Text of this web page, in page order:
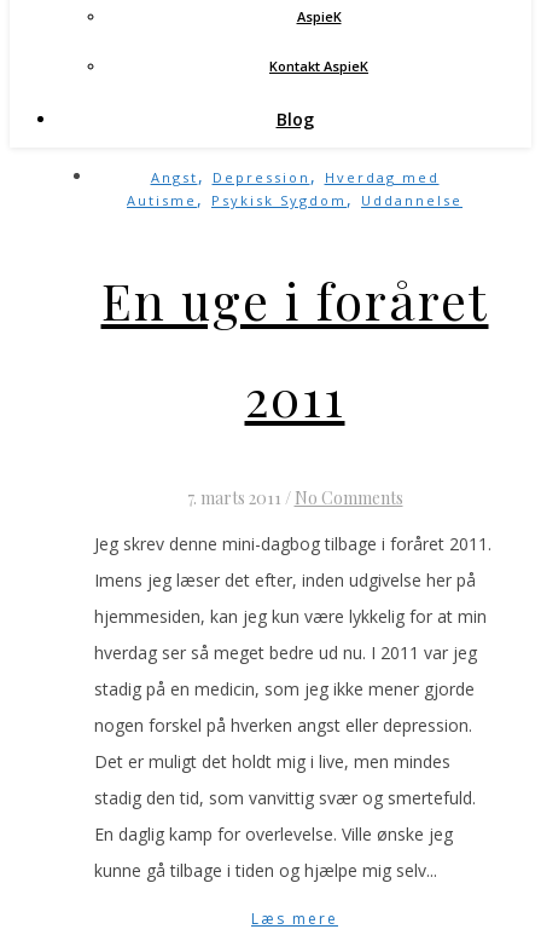
AspieK
Kontakt AspieK
Blog
Angst , Depression ,
Hverdag med
Autisme , Psykisk Sygdom , Uddannelse
En uge i foråret
2011
7. marts 2011 / No Comments
Jeg skrev denne mini-dagbog tilbage i foråret 2011.
Imens jeg læser det efter, inden udgivelse her på
hjemmesiden, kan jeg kun være lykkelig for at min
hverdag ser så meget bedre ud nu. I 2011 var jeg
stadig på en medicin, som jeg ikke mener gjorde
nogen forskel på hverken angst eller depression.
Det er muligt det holdt mig i live, men mindes
stadig den tid, som vanvittig svær og smertefuld.
En daglig kamp for overlevelse. Ville ønske jeg
kunne gå tilbage i tiden og hjælpe mig selv...
Læs mere